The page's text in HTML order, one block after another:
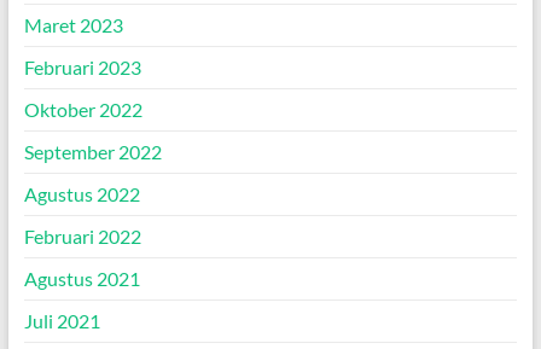
Maret 2023
Februari 2023
Oktober 2022
September 2022
Agustus 2022
Februari 2022
Agustus 2021
Juli 2021